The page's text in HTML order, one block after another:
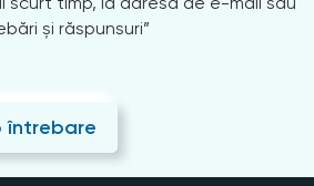
și răspunsuri”
întrebare